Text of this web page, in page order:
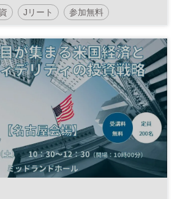
資法人が登壇！
Jリート 参加無料
平日夜開催